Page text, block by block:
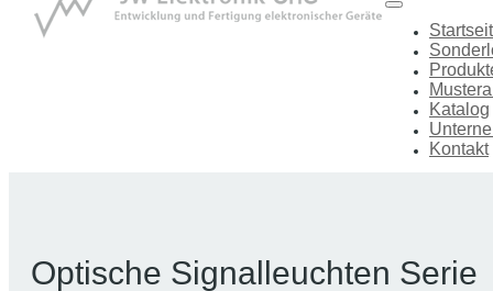
Katalog
Kontakt
Optische Signalleuchten Serie